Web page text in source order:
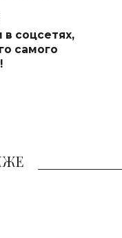
соцсетях,
самого